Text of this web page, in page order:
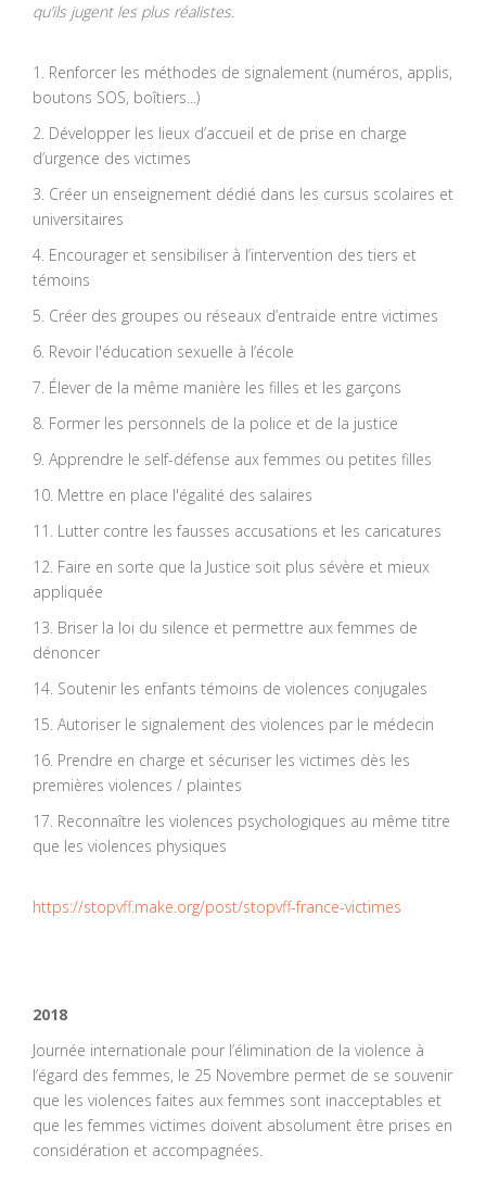
qu’ils jugent les plus réalistes.
1. Renforcer les méthodes de signalement (numéros, applis,
boutons SOS, boîtiers...)
2. Développer les lieux d’accueil et de prise en charge
d’urgence des victimes
3. Créer un enseignement dédié dans les cursus scolaires et
universitaires
4. Encourager et sensibiliser à l’intervention des tiers et
témoins
5. Créer des groupes ou réseaux d’entraide entre victimes
6. Revoir l'éducation sexuelle à l’école
7. Élever de la même manière les filles et les garçons
8. Former les personnels de la police et de la justice
9. Apprendre le self-défense aux femmes ou petites filles
10. Mettre en place l'égalité des salaires
11. Lutter contre les fausses accusations et les caricatures
12. Faire en sorte que la Justice soit plus sévère et mieux
appliquée
13. Briser la loi du silence et permettre aux femmes de
dénoncer
14. Soutenir les enfants témoins de violences conjugales
15. Autoriser le signalement des violences par le médecin
16. Prendre en charge et sécuriser les victimes dès les
premières violences / plaintes
17. Reconnaître les violences psychologiques au même titre
que les violences physiques
https://stopvff.make.org/post/stopvff-france-victimes
2018
Journée internationale pour l’élimination de la violence à
l’égard des femmes, le 25 Novembre permet de se souvenir
que les violences faites aux femmes sont inacceptables et
que les femmes victimes doivent absolument être prises en
considération et accompagnées.